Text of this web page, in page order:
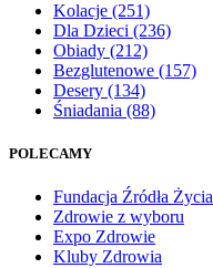
Kolacje (251)
Dla Dzieci (236)
Obiady (212)
Bezglutenowe (157)
Desery (134)
Śniadania (88)
POLECAMY
Fundacja Źródła Życia
Zdrowie z wyboru
Expo Zdrowie
Kluby Zdrowia